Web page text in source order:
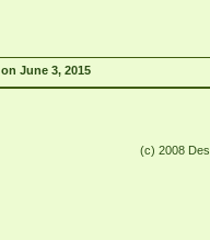
on June 3, 2015
(c) 2008